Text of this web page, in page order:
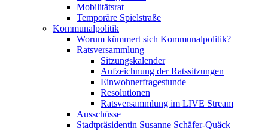
Mobilitätsrat
Temporäre Spielstraße
Kommunalpolitik
Worum kümmert sich Kommunalpolitik?
Ratsversammlung
Sitzungskalender
Aufzeichnung der Ratssitzungen
Einwohnerfragestunde
Resolutionen
Ratsversammlung im LIVE Stream
Ausschüsse
Stadtpräsidentin Susanne Schäfer-Quäck